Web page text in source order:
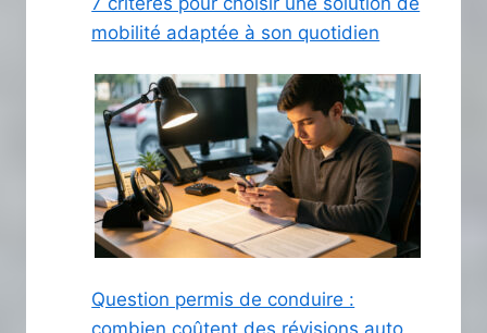
mobilité adaptée à son quotidien
Question permis de conduire :
combien coûtent des révisions auto